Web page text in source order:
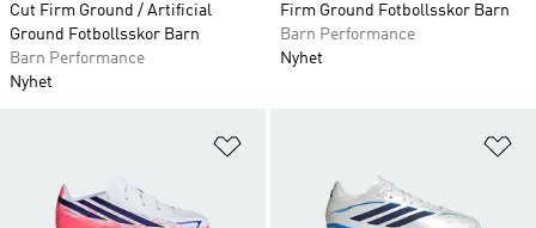
Cut Firm Ground / Artificial
Ground Fotbollsskor Barn
Barn Performance
Nyhet
Firm Ground Fotbollsskor Barn
Barn Performance
Nyhet